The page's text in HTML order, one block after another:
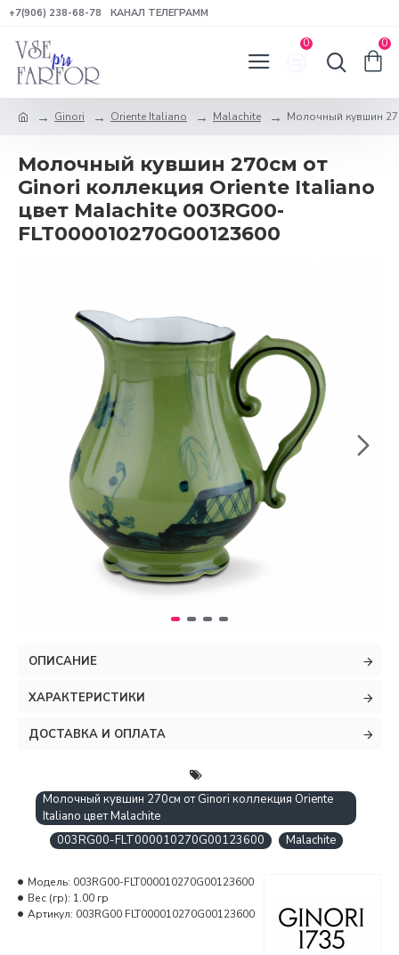
+7(906) 238-68-78 КАНАЛ ТЕЛЕГРАММ
0 0
Ginori Oriente Italiano Malachite Молочный кувшин
Молочный кувшин 270см от
Ginori коллекция Oriente Italiano
цвет Malachite 003RG00-
FLT000010270G00123600
ОПИСАНИЕ
ХАРАКТЕРИСТИКИ
ДОСТАВКА И ОПЛАТА
Молочный кувшин 270см от Ginori коллекция Oriente
Italiano цвет Malachite
003RG00-FLT000010270G00123600
Malachite
Модель: 003RG00-FLT000010270G00123600
Вес (гр): 1.00 гр
Артикул: 003RG00 FLT000010270G00123600